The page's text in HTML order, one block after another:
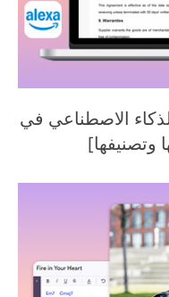
بالذكاء الاصطناعي في